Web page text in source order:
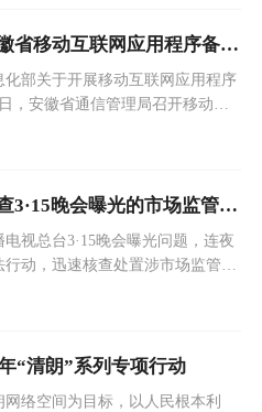
安徽省通信管理局召开安徽省移动互联网应用程序备案工作推进会
部关于开展移动互联网应用程序
，安徽省通信管理局召开移动互
会议。
市场监管总局迅速部署严查3·15晚会曝光的市场监管领域违法行为
视总台3·15晚会曝光问题，连夜
动，迅速核查处置涉市场监管领
“清朗”系列专项行动
络空间为目标，以人民根本利